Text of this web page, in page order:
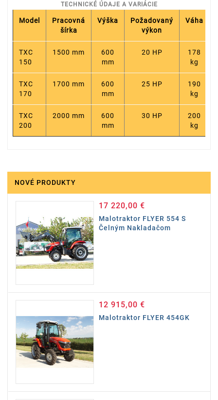
TECHNICKÉ ÚDAJE A VARIÁCIE
Model
Pracovná
šírka
Výška
Požadovaný
výkon
Váha
TXC
150
1500 mm
600
mm
20 HP
178
kg
TXC
170
1700 mm
600
mm
25 HP
190
kg
TXC
200
2000 mm
600
mm
30 HP
200
kg
NOVÉ PRODUKTY
17 220,00 €Cena
Malotraktor FLYER 554 S
Čelným Nakladačom
12 915,00 €Cena
Malotraktor FLYER 454GK